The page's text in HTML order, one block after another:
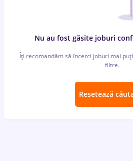
Nu au fost găsite joburi
Îți recomandăm să încerci joburi mai
filtre.
Resetează